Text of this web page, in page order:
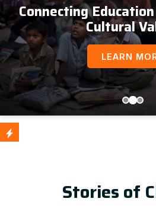
Education,
LEARN
Stories of